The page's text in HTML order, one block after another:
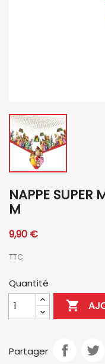
NAPPE SUPER
M
9,90 €
TTC
Quantité

Partager